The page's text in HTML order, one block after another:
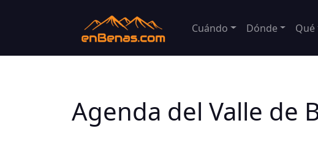
Cuándo Dónde Qué
Agenda del Valle de